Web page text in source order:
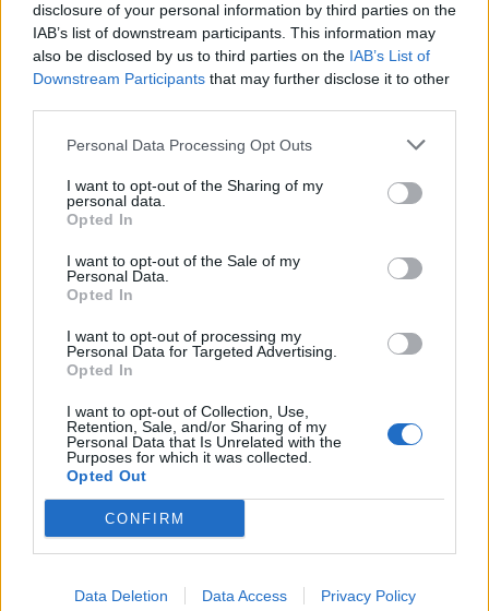
disclosure of your personal information by third parties on the
IAB’s list of downstream participants. This information may
also be disclosed by us to third parties on the IAB’s List of
Downstream Participants that may further disclose it to other
Personal Data Processing Opt Outs
I want to opt-out of the Sharing of my
personal data.
Opted In
I want to opt-out of the Sale of my
Personal Data.
Opted In
I want to opt-out of processing my
Personal Data for Targeted Advertising.
Opted In
I want to opt-out of Collection, Use,
Retention, Sale, and/or Sharing of my
Personal Data that Is Unrelated with the
Purposes for which it was collected.
Opted Out
CONFIRM
Data Deletion Data Access Privacy Policy